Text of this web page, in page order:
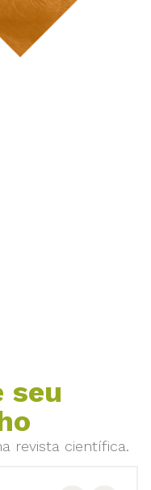
seu
revista científica.